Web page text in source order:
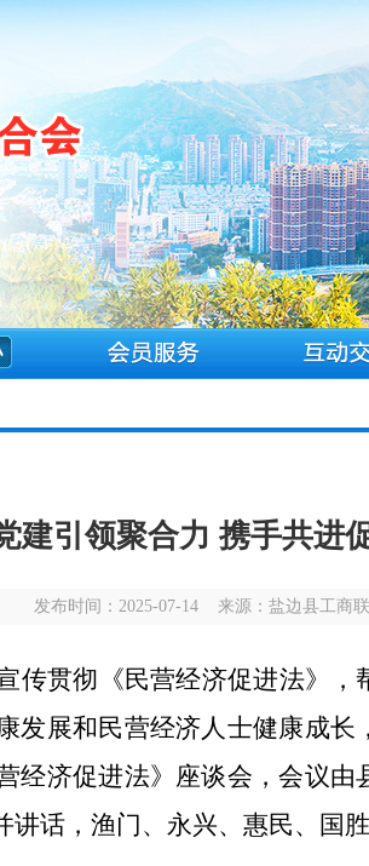
建引领聚合力 携手共进
发布时间：2025-07-14 来源：盐边县工
传贯彻《民营经济促进法》
发展和民营经济人士健康成长
经济促进法》座谈会，会议
话，渔门、永兴、惠民、国